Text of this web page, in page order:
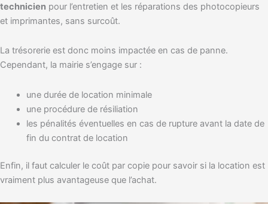
technicien pour l’entretien et les réparations des photocopieurs
et imprimantes, sans surcoût.
La trésorerie est donc moins impactée en cas de panne.
Cependant, la mairie s’engage sur :
une durée de location minimale
une procédure de résiliation
les pénalités éventuelles en cas de rupture avant la date de
fin du contrat de location
Enfin, il faut calculer le coût par copie pour savoir si la location est
vraiment plus avantageuse que l’achat.